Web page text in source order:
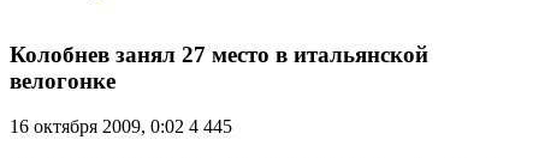
Колобнев занял 27 место в итальянской
велогонке
16 октября 2009, 0:02 4 445